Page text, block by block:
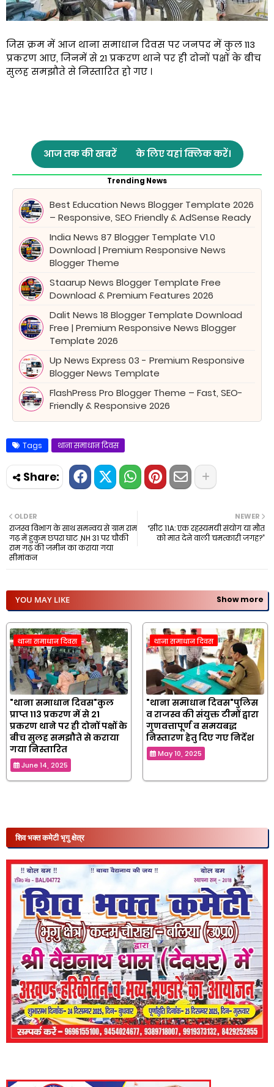
जिस क्रम में आज थाना समाधान दिवस पर जनपद में कुल 113
प्रकरण आए, जिनमें से 21 प्रकरण थाने पर ही दोनों पक्षों के बीच
सुलह समझौते से निस्तारित हो गए ।
आज तक की खबरें के लिए यहां क्लिक करें।
Trending News
Best Education News Blogger Template 2026
– Responsive, SEO Friendly & AdSense Ready
India News 87 Blogger Template V1.0
Download | Premium Responsive News
Blogger Theme
Staarup News Blogger Template Free
Download & Premium Features 2026
Dalit News 18 Blogger Template Download
Free | Premium Responsive News Blogger
Template 2026
Up News Express 03 - Premium Responsive
Blogger News Template
FlashPress Pro Blogger Theme – Fast, SEO-
Friendly & Responsive 2026
Tags थाना समाधान दिवस
NEWER
“सीट 11A: एक रहस्यमयी संयोग या मौत
को मात देने वाली चमत्कारी जगह?”
OLDER
राजस्व विभाग के साथ समन्वय से ग्राम राम
गढ़ में हुकुम छपरा घाट ,NH 31 पर चौकी
राम गढ़ की जमीन का कराया गया
सीमांकन
YOU MAY LIKE Show more
थाना समाधान दिवस
"थाना समाधान दिवस"कुल
प्राप्त 113 प्रकरण में से 21
प्रकरण थाने पर ही दोनों पक्षों के
बीच सुलह समझौते से कराया
गया निस्तारित
June 14, 2025
थाना समाधान दिवस
"थाना समाधान दिवस"पुलिस
व राजस्व की संयुक्त टीमों द्वारा
गुणवत्तापूर्ण व समयबद्ध
निस्तारण हेतु दिए गए निर्देश
May 10, 2025
शिव भक्त कमेटी भृगु क्षेत्र